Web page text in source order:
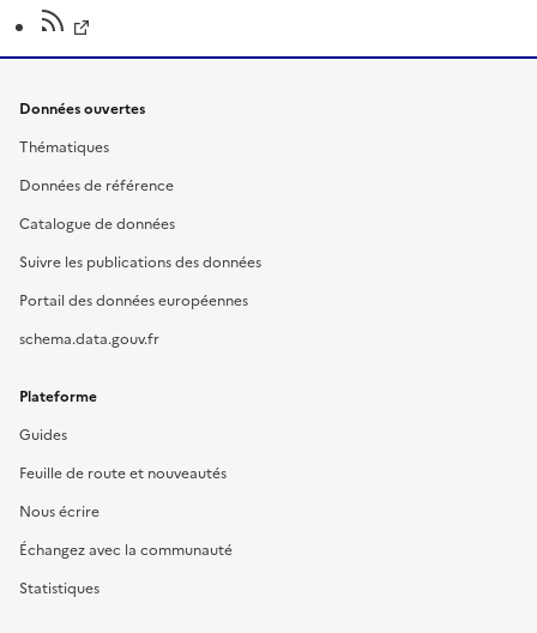
Données ouvertes
Thématiques
Données de référence
Catalogue de données
Suivre les publications des données
Portail des données européennes
schema.data.gouv.fr
Plateforme
Guides
Feuille de route et nouveautés
Nous écrire
Échangez avec la communauté
Statistiques